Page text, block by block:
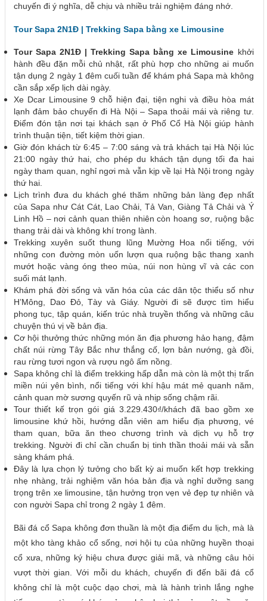
chuyến đi ý nghĩa, dễ chịu và nhiều trải nghiệm đáng nhớ.
Tour Sapa 2N1Đ | Trekking Sapa bằng xe Limousine
Tour Sapa 2N1Đ | Trekking Sapa bằng xe Limousine khởi
hành đều đặn mỗi chủ nhật, rất phù hợp cho những ai muốn
tận dụng 2 ngày 1 đêm cuối tuần để khám phá Sapa mà không
cần sắp xếp lịch dài ngày.
Xe Dcar Limousine 9 chỗ hiện đại, tiện nghi và điều hòa mát
lạnh đảm bảo chuyến đi Hà Nội – Sapa thoải mái và riêng tư.
Điểm đón tận nơi tại khách sạn ở Phố Cổ Hà Nội giúp hành
trình thuận tiện, tiết kiệm thời gian.
Giờ đón khách từ 6:45 – 7:00 sáng và trả khách tại Hà Nội lúc
21:00 ngày thứ hai, cho phép du khách tận dụng tối đa hai
ngày tham quan, nghỉ ngơi mà vẫn kịp về lại Hà Nội trong ngày
thứ hai.
Lịch trình đưa du khách ghé thăm những bản làng đẹp nhất
của Sapa như Cát Cát, Lao Chải, Tả Van, Giàng Tả Chải và Ý
Linh Hồ – nơi cảnh quan thiên nhiên còn hoang sơ, ruộng bậc
thang trải dài và không khí trong lành.
Trekking xuyên suốt thung lũng Mường Hoa nổi tiếng, với
những con đường mòn uốn lượn qua ruộng bậc thang xanh
mướt hoặc vàng óng theo mùa, núi non hùng vĩ và các con
suối mát lạnh.
Khám phá đời sống và văn hóa của các dân tộc thiểu số như
H’Mông, Dao Đỏ, Tày và Giáy. Người đi sẽ được tìm hiểu
phong tục, tập quán, kiến trúc nhà truyền thống và những câu
chuyện thú vị về bản địa.
Cơ hội thưởng thức những món ăn địa phương hảo hạng, đậm
chất núi rừng Tây Bắc như thắng cố, lợn bản nướng, gà đồi,
rau rừng tươi ngon và rượu ngô ấm nồng.
Sapa không chỉ là điểm trekking hấp dẫn mà còn là một thị trấn
miền núi yên bình, nổi tiếng với khí hậu mát mẻ quanh năm,
cảnh quan mờ sương quyến rũ và nhịp sống chậm rãi.
Tour thiết kế trọn gói giá 3.229.430₫/khách đã bao gồm xe
limousine khứ hồi, hướng dẫn viên am hiểu địa phương, vé
tham quan, bữa ăn theo chương trình và dịch vụ hỗ trợ
trekking. Người đi chỉ cần chuẩn bị tinh thần thoải mái và sẵn
sàng khám phá.
Đây là lựa chọn lý tưởng cho bất kỳ ai muốn kết hợp trekking
nhẹ nhàng, trải nghiệm văn hóa bản địa và nghỉ dưỡng sang
trọng trên xe limousine, tận hưởng trọn vẹn vẻ đẹp tự nhiên và
con người Sapa chỉ trong 2 ngày 1 đêm.
Bãi đá cổ Sapa không đơn thuần là một địa điểm du lịch, mà là
một kho tàng khảo cổ sống, nơi hội tụ của những huyền thoại
cổ xưa, những ký hiệu chưa được giải mã, và những câu hỏi
vượt thời gian. Với mỗi du khách, chuyến đi đến bãi đá cổ
không chỉ là một cuộc dạo chơi, mà là hành trình lắng nghe